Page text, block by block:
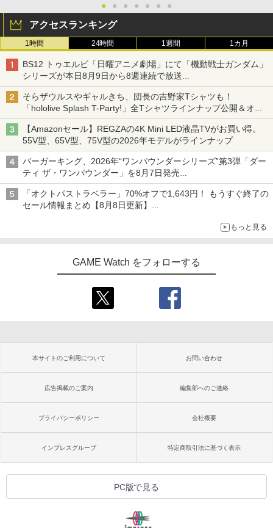
● ● ● ● ● ● ●
アクセスランキング
1時間 24時間 1週間 1カ月
BS12 トゥエルビ「日曜アニメ劇場」にて「機動戦士ガンダム」
シリーズが本日8月9日から8週連続で放送
初回は「機動戦士ガンダム【HDリマスター版】」
そらザウルスやギャルきち、団長の吉野家Tシャツも！
「hololive Splash T-Party!」全Tシャツラインナップ公開＆オン
ライン販売開始
【Amazonセール】REGZAの4K Mini LED液晶TVがお買い得。
55V型、65V型、75V型の2026年モデルがラインナップ
バーガーキング、2026年“ワンパウンダーシリーズ”第3弾「ダー
ティ ザ・ワンパウンダー」を8月7日発売
「特製ガーリックマヨソース」を使用した超大型チーズバーガー
「オクトパストラベラー」70%オフで1,643円！ もうすぐ終了の
セール情報まとめ【8月8日更新】
もっと見る
GAME Watch をフォローする
本サイトのご利用について お問い合わせ
広告掲載のご案内 編集部へのご連絡
プライバシーポリシー 会社概要
インプレスグループ 特定商取引法に基づく表示
PC版で見る